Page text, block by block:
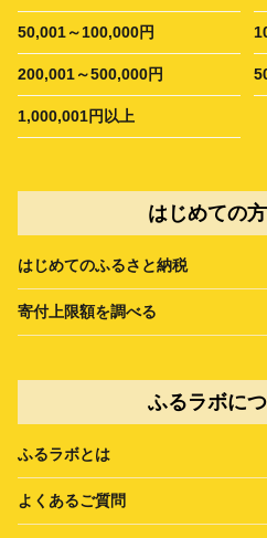
50,001～100,000円
200,001～500,000円
1,000,001円以上
はじめての
はじめてのふるさと納税
寄付上限額を調べる
ふるラボに
ふるラボとは
よくあるご質問